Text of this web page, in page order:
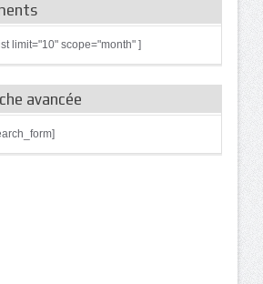
limit="10" scope="month" ]
avancée